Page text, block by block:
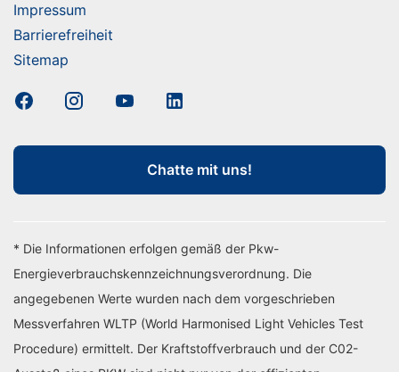
Impressum
Barrierefreiheit
Sitemap
Chatte mit uns!
* Die Informationen erfolgen gemäß der Pkw-
Energieverbrauchskennzeichnungsverordnung. Die
angegebenen Werte wurden nach dem vorgeschrieben
Messverfahren WLTP (World Harmonised Light Vehicles Test
Procedure) ermittelt. Der Kraftstoffverbrauch und der C02-